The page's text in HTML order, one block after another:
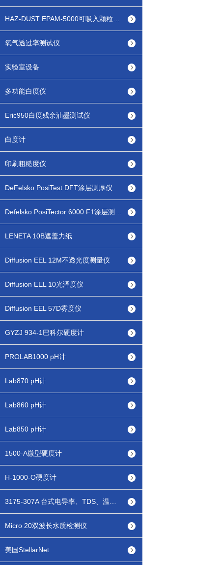
氧气透过率测试仪
实验室设备
多功能白度仪
Eric950白度残余油墨测试仪
白度计
印刷粗糙度仪
DeFelsko PosiTest DFT涂层测厚仪
LENETA 10B遮盖力纸
Diffusion EEL 12M不透光度测量仪
Diffusion EEL 10光泽度仪
Diffusion EEL 57D雾度仪
GYZJ 934-1巴科尔硬度计
PROLAB1000 pH计
Lab870 pH计
Lab860 pH计
Lab850 pH计
1500-A微型硬度计
H-1000-O硬度计
Micro 20双波长水质检测仪
美国StellarNet